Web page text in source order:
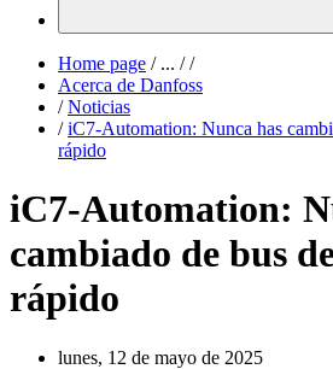
Home page /... / /
Acerca de Danfoss
/ Noticias
/ iC7-Automation: Nunca has
rápido
iC7-Automation:
cambiado de bus
rápido
lunes, 12 de mayo de 2025